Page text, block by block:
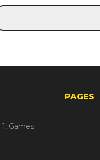
Games
PAGES